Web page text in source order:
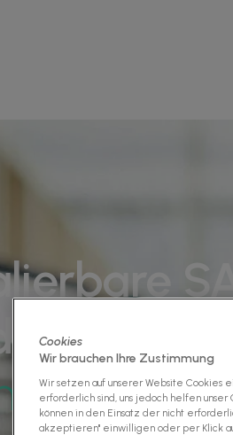
Cookies
Wir brauchen Ihre Zustimmung
Wir setzen auf unserer Website Cookies
erforderlich sind, uns jedoch helfen
können in den Einsatz der nicht
akzeptieren" einwilligen oder per Klick